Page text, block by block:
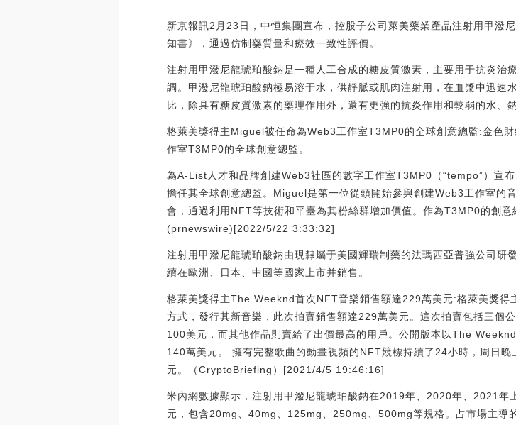
新京報訊2月23日，中恒集團宣布，控股子公司萊美藥業產品注射用甲潑
知書》，通過仿制藥質量和療效一致性評價。
注射用甲潑尼龍琥珀酸鈉是一種人工合成的糖皮質激素，主要用于抗炎治
調。甲潑尼龍琥珀酸鈉極易溶于水，供靜脈或肌肉注射用，在血漿中迅速
比，除具有糖皮質激素的藥理作用外，還有更強的抗炎作用和較弱的水、
格萊美獎得主Miguel被任命為Web3工作室T3MP0的全球創意總監:金色
作室T3MP0的全球創意總監。
為A-List人才和品牌創建Web3社區的數字工作室T3MP0（“tempo”）宣
擔任其全球創意總監。Miguel是第一位從頭開始參與創建Web3工作室的
會，通過利用NFT等技術和平臺為其粉絲群增加價值。作為T3MP0的創
(prnewswire)[2022/5/22 3:33:32]
注射用甲潑尼龍琥珀酸鈉由現隸屬于美國輝瑞制藥的法瑪西亞普強公司
續在歐洲、日本、中國等國家上市并銷售。
格萊美獎得主The Weeknd首次NFT音樂銷售額達229萬美元:格萊美獎
方式，發行其新音樂，此次拍賣銷售額達229萬美元。這次拍賣包括三個
100美元，而其他作品則賣給了出價最高的用戶。公開版本以The
140萬美元。 擁有完整歌曲的動畫視頻的NFT競標持續了24小時，周日
元。（CryptoBriefing）[2021/4/5 19:46:16]
米內網數據顯示，注射用甲潑尼龍琥珀酸鈉在2019年、2020年、2021
元，包含20mg、40mg、125mg、250mg、500mg等規格。占市場主導